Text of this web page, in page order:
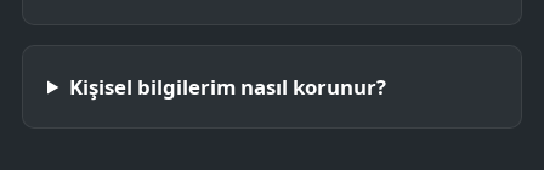
Kişisel bilgilerim nasıl korunur?